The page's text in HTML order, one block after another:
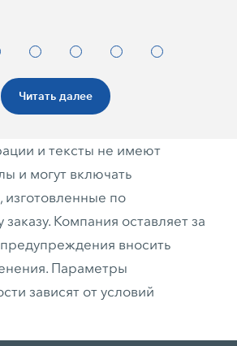
Читать далее
и тексты не имеют
и могут включать
по
Компания оставляет за
вносить
Параметры
зависят от условий